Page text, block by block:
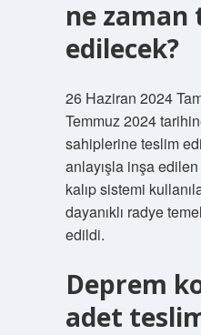
ne zaman
edilecek?
26 Haziran 2024
Temmuz 2024
sahiplerine teslim
anlayışla inşa edilen
kalıp sistemi
dayanıklı radye
edildi.
Deprem
adet